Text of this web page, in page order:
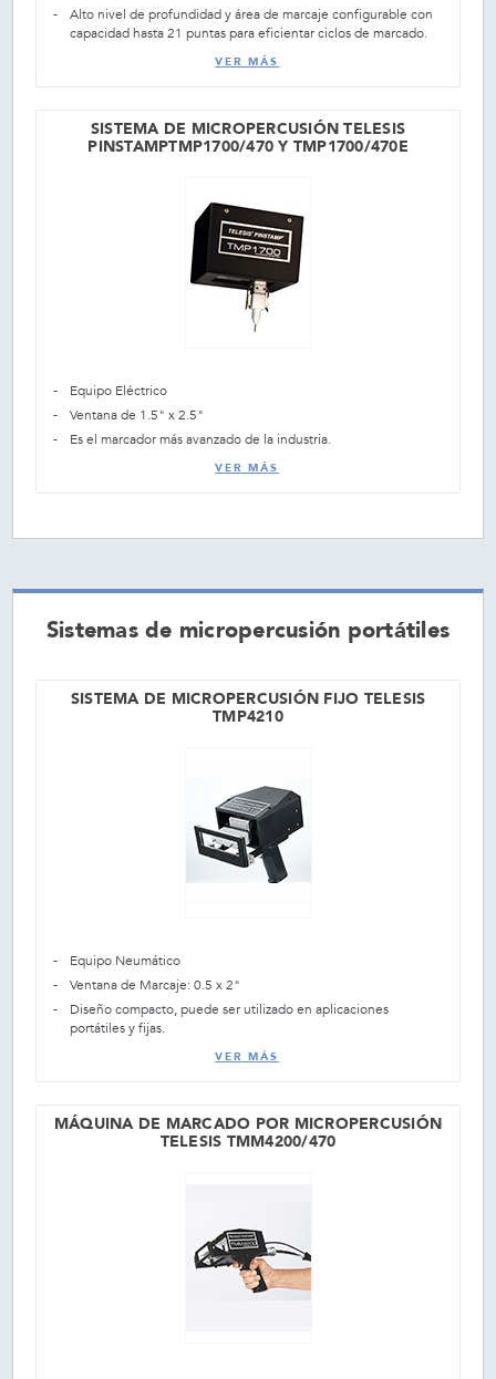
Alto nivel de profundidad y área de marcaje configurable con
capacidad hasta 21 puntas para eficientar ciclos de marcado.
VER MÁS
SISTEMA DE MICROPERCUSIÓN TELESIS
PINSTAMPTMP1700/470 Y TMP1700/470E
Equipo Eléctrico
Ventana de 1.5" x 2.5"
Es el marcador más avanzado de la industria.
VER MÁS
Sistemas de micropercusión portátiles
SISTEMA DE MICROPERCUSIÓN FIJO TELESIS
TMP4210
Equipo Neumático
Ventana de Marcaje: 0.5 x 2"
Diseño compacto, puede ser utilizado en aplicaciones
portátiles y fijas.
VER MÁS
MÁQUINA DE MARCADO POR MICROPERCUSIÓN
TELESIS TMM4200/470